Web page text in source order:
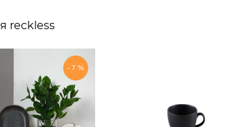
reckless
-7%